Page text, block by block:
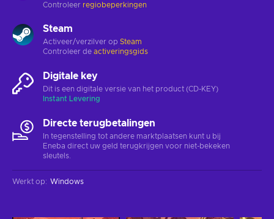
Controleer regiobeperkingen
Steam
Activeer/verzilver op Steam
Controleer de activeringsgids
Digitale key
Dit is een digitale versie van het product (CD-KEY)
Instant Levering
Directe terugbetalingen
In tegenstelling tot andere marktplaatsen kunt u bij
Eneba direct uw geld terugkrijgen voor niet-bekeken
sleutels.
Werkt op: Windows